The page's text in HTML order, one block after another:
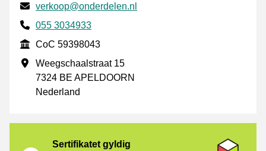
E-post
verkoop@onderdelen.nl
Phone number
055 3034933
CoC
CoC 59398043
Forretningsadresse
Weegschaalstraat 15
7324 BE APELDOORN
Nederland
Sertifikatet gyldig